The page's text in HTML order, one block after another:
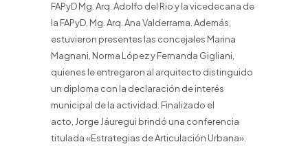
FAPyD Mg. Arq. Adolfo del Rio y la vicedecana de
la FAPyD, Mg. Arq. Ana Valderrama. Además,
estuvieron presentes las concejales Marina
Magnani, Norma López y Fernanda Gigliani,
quienes le entregaron al arquitecto distinguido
un diploma con la declaración de interés
municipal de la actividad. Finalizado el
acto, Jorge Jáuregui brindó una conferencia
titulada «Estrategias de Articulación Urbana».